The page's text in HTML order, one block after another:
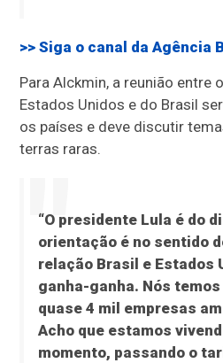
>> Siga o canal daAgência
Para Alckmin, a reunião entre
Estados Unidos e do Brasil
os países e deve discutir
terras raras.
“O presidente Lula é do
orientação é no sentido
relação Brasil e Estados
ganha-ganha. Nós
quase 4 mil empresas
Acho que estamos
momento, passando o